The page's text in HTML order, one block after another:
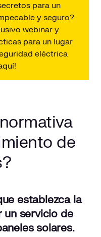
para un
y seguro?
webinar y
para un lugar
eléctrica
de
establezca la
servicio de
solares.